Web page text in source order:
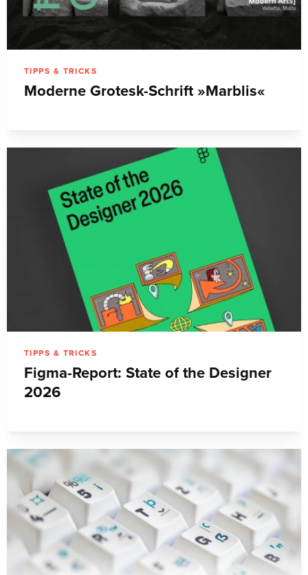
TIPPS & TRICKS
Moderne Grotesk-Schrift »Marblis«
TIPPS & TRICKS
Figma-Report: State of the Designer
2026